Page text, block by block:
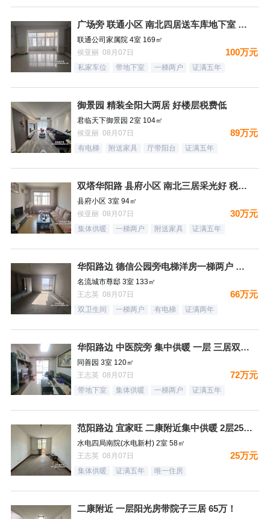
广场旁 联通小区 南北四居送车库地下室 好楼层税费低
联通公司家属院 4室 169㎡
侯亚丽 08月07日
100万元
私家车位 带地下室 一梯两户 证满五年
御景园 精装全阳大两居 好楼层税费低
君临天下御景园 2室 104㎡
侯亚丽 08月07日
89万元
有电梯 附送家具 厅带阳台 证满五年
双塔华阳路 县府小区 南北三居采光好 税费低
县府小区 3室 94㎡
侯亚丽 08月07日
30万元
集体供暖 一梯两户 附送家具 证满五年
华阳路边 德信公园旁电梯洋房一梯两户 三居双卫 66万！
名流城市尊邸 3室 133㎡
王志英 08月07日
66万元
双卫生间 一梯两户 有电梯 证满两年
华阳路边 中医院旁 集中供暖 一层 三居双卫72万
同善园 3室 120㎡
王志英 08月07日
72万元
带地下室 集体供暖 一梯两户 证满五年
范阳路边 宜家旺 二康附近集中供暖 2层25万！
水电四局南院(水电新村) 2室 58㎡
王志英 08月07日
25万元
集体供暖 证满五年 唯一住房
二康附近 一层阳光房带院子三居 65万！